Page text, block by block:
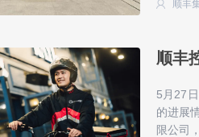
顺丰
顺丰
​5月27
的进展
限公司